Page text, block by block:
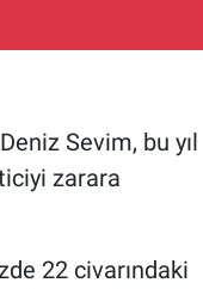
Sevim, bu yıl
zarara
22 civarındaki